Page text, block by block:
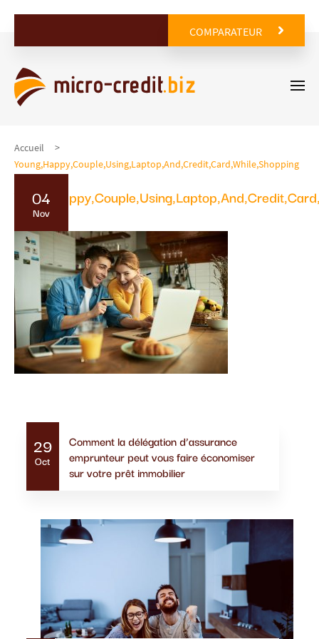
COMPARATEUR
Accueil
Young,Happy,Couple,Using,Laptop,And,Credit,Card,While,Shopping
04
Nov
Actualités similaires
29
Oct
Comment la délégation d’assurance
emprunteur peut vous faire économiser
sur votre prêt immobilier